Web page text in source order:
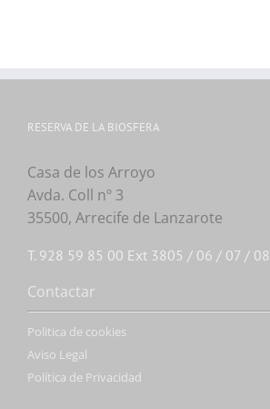
RESERVA DE LA BIOSFERA
Casa de los Arroyo
Avda. Coll nº 3
35500, Arrecife de Lanzarote
T. 928 59 85 00 Ext 3805 / 06 / 07 / 08
Contactar
Politica de cookies
Aviso Legal
Política de Privacidad